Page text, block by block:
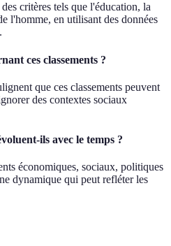
critères tels que l'éducation, la
l'homme, en utilisant des données
ces classements ?
que ces classements peuvent
des contextes sociaux
ils avec le temps ?
économiques, sociaux, politiques
dynamique qui peut refléter les